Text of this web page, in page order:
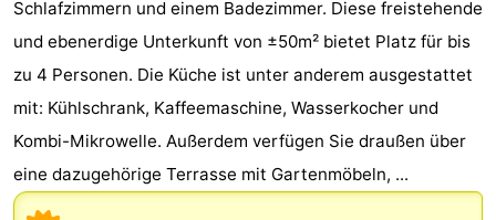
Schlafzimmern und einem Badezimmer. Diese freistehende
und ebenerdige Unterkunft von ±50m² bietet Platz für bis
zu 4 Personen. Die Küche ist unter anderem ausgestattet
mit: Kühlschrank, Kaffeemaschine, Wasserkocher und
Kombi-Mikrowelle. Außerdem verfügen Sie draußen über
eine dazugehörige Terrasse mit Gartenmöbeln, ...